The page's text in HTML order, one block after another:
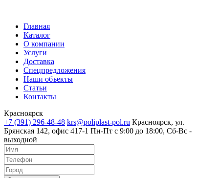
Главная
Каталог
О компании
Услуги
Доставка
Спецпредложения
Наши объекты
Статьи
Контакты
Красноярск
+7 (391) 296-48-48 krs@poliplast-pol.ru Красноярск, ул.
Брянская 142, офис 417-1 Пн-Пт c 9:00 до 18:00, Сб-Вс -
выходной